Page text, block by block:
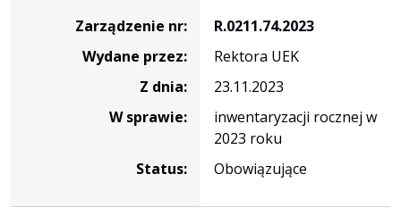
Zarządzenie nr:
R.0211.74.2023
Wydane przez:
Rektora UEK
Z dnia:
23.11.2023
W sprawie:
inwentaryzacji rocznej w
2023 roku
Status:
Obowiązujące